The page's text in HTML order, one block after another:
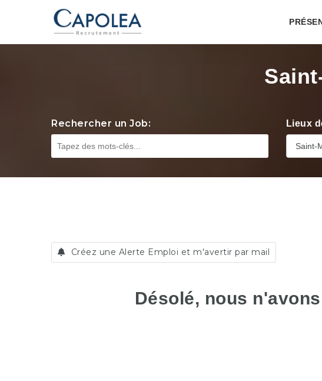
Rechercher un Job: Lieux
Saint-
Créez une Alerte Emploi et m'avertir par mail
Désolé, nous